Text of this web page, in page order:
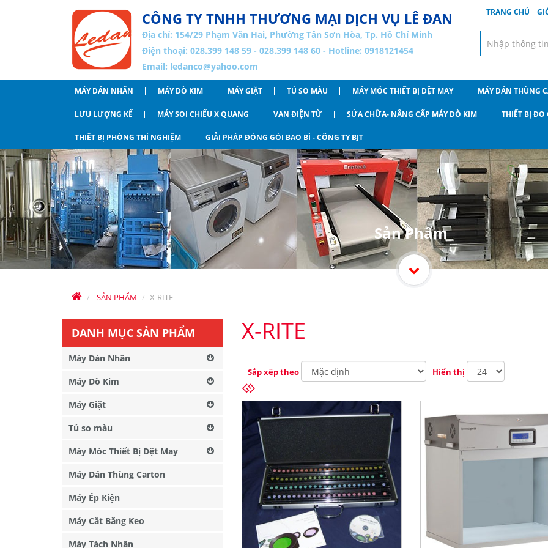
CÔNG TY TNHH THƯƠNG MẠI DỊCH VỤ LÊ ĐAN
Địa chỉ: 154/29 Phạm Văn Hai, Phường Tân Sơn Hòa, Tp. Hồ Chí Minh
Điện thoại: 028.399 148 59 - 028.399 148 60 - Hotline: 0918121454
Email: ledanco@yahoo.com
TRANG CHỦ
MÁY DÁN NHÃN MÁY DÒ KIM MÁY GIẶT TỦ SO MÀU MÁY MÓC THIẾT BỊ DỆT MAY MÁY DÁN THÙNG
LƯU LƯỢNG KẾ MÁY SOI CHIẾU X QUANG VAN ĐIỆN TỪ SỬA CHỮA- NÂNG CẤP MÁY DÒ KIM THIẾT BỊ ĐO
THIẾT BỊ PHÒNG THÍ NGHIỆM GIẢI PHÁP ĐÓNG GÓI BAO BÌ - CÔNG TY BJT
SẢN PHẨM X-RITE
Sản Phẩm
X-RITE
Sắp xếp theo Hiển thị
DANH MỤC SẢN PHẨM
Máy Dán Nhãn
Máy Dò Kim
Máy Giặt
Tủ so màu
Máy Móc Thiết Bị Dệt May
Máy Dán Thùng Carton
Máy Ép Kiện
Máy Cắt Băng Keo
Máy Tách Nhãn